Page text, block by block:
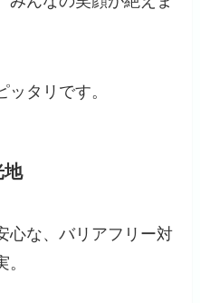
タリです。
地
心な、バリアフリー対